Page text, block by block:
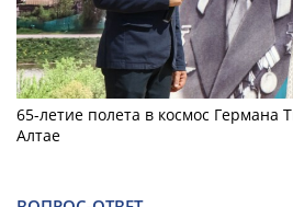
65-летие полета в космос Германа
Алтае